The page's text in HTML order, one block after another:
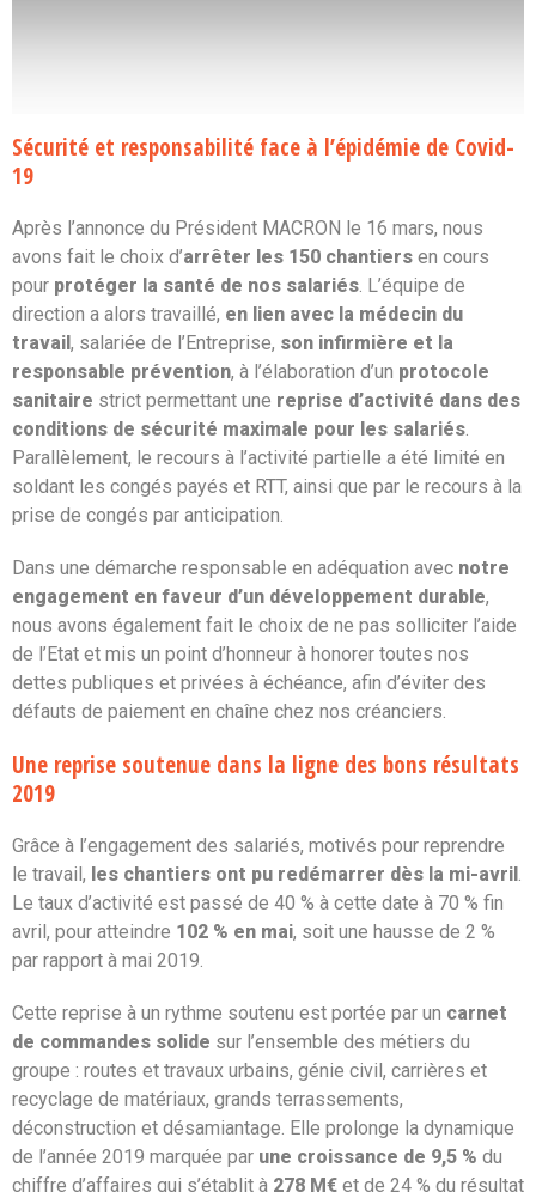
Sécurité et responsabilité face à l’épidémie de Covid-
19
Après l’annonce du Président MACRON le 16 mars, nous
avons fait le choix d’arrêter les 150 chantiers en cours
pour protéger la santé de nos salariés. L’équipe de
direction a alors travaillé, en lien avec la médecin du
travail, salariée de l’Entreprise, son infirmière et la
responsable prévention, à l’élaboration d’un protocole
sanitaire strict permettant une reprise d’activité dans des
conditions de sécurité maximale pour les salariés.
Parallèlement, le recours à l’activité partielle a été limité en
soldant les congés payés et RTT, ainsi que par le recours à la
prise de congés par anticipation.
Dans une démarche responsable en adéquation avec notre
engagement en faveur d’un développement durable,
nous avons également fait le choix de ne pas solliciter l’aide
de l’Etat et mis un point d’honneur à honorer toutes nos
dettes publiques et privées à échéance, afin d’éviter des
défauts de paiement en chaîne chez nos créanciers.
Une reprise soutenue dans la ligne des bons résultats
2019
Grâce à l’engagement des salariés, motivés pour reprendre
le travail, les chantiers ont pu redémarrer dès la mi-avril.
Le taux d’activité est passé de 40 % à cette date à 70 % fin
avril, pour atteindre 102 % en mai, soit une hausse de 2 %
par rapport à mai 2019.
Cette reprise à un rythme soutenu est portée par un carnet
de commandes solide sur l’ensemble des métiers du
groupe : routes et travaux urbains, génie civil, carrières et
recyclage de matériaux, grands terrassements,
déconstruction et désamiantage. Elle prolonge la dynamique
de l’année 2019 marquée par une croissance de 9,5 % du
chiffre d’affaires qui s’établit à 278 M€ et de 24 % du résultat